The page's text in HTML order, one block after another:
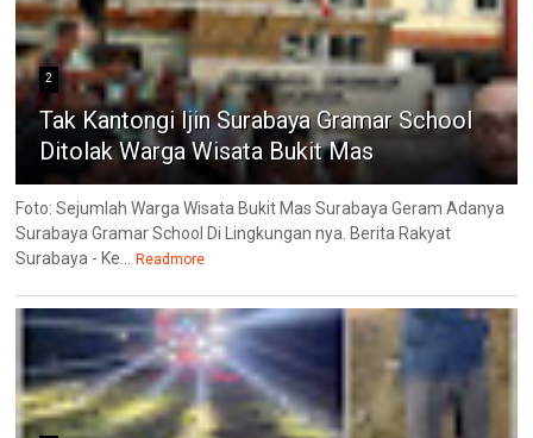
2
Tak Kantongi Ijin Surabaya Gramar School
Ditolak Warga Wisata Bukit Mas
Foto: Sejumlah Warga Wisata Bukit Mas Surabaya Geram Adanya
Surabaya Gramar School Di Lingkungan nya. Berita Rakyat
Surabaya - Ke... Readmore